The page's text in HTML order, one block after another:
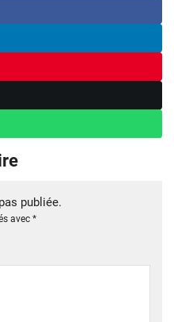
publiée.
avec *